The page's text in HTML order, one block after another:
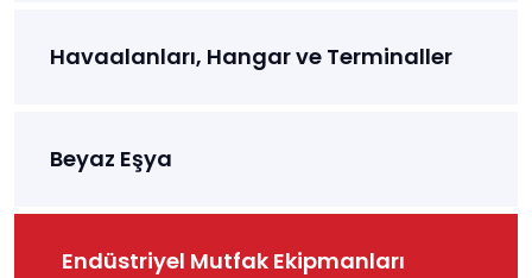
Havaalanları, Hangar ve Terminaller
Beyaz Eşya
Endüstriyel Mutfak Ekipmanları